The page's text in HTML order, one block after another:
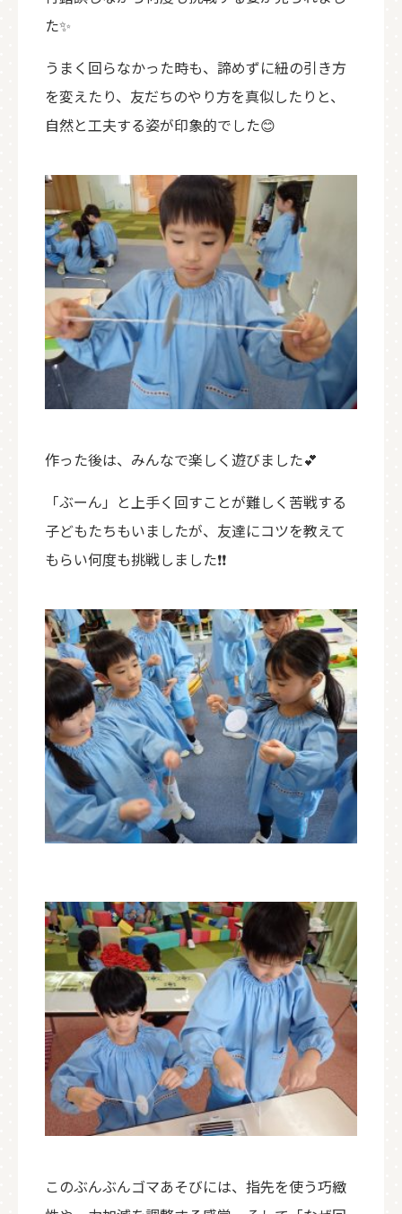
た✨
うまく回らなかった時も、諦めずに紐の引き方
を変えたり、友だちのやり方を真似したりと、
自然と工夫する姿が印象的でした😊
作った後は、みんなで楽しく遊びました💕
「ぶーん」と上手く回すことが難しく苦戦する
子どもたちもいましたが、友達にコツを教えて
もらい何度も挑戦しました❗❗
このぶんぶんゴマあそびには、指先を使う巧緻